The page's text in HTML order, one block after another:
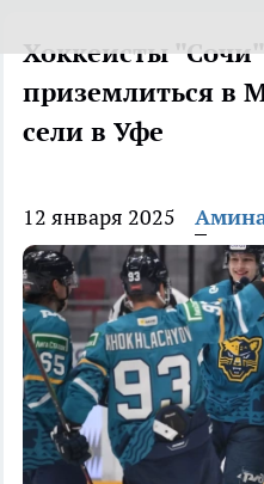
Хоккеисты
приземлиться в
сели в Уфе
12 января 2025